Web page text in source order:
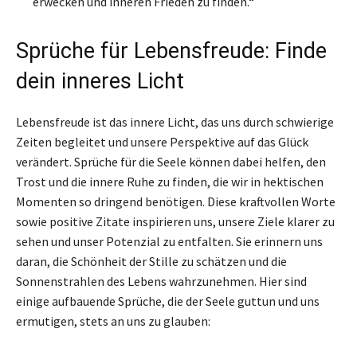
Sprüche für Lebensfreude: Finde
dein inneres Licht
Lebensfreude ist das innere Licht, das uns durch schwierige
Zeiten begleitet und unsere Perspektive auf das Glück
verändert. Sprüche für die Seele können dabei helfen, den
Trost und die innere Ruhe zu finden, die wir in hektischen
Momenten so dringend benötigen. Diese kraftvollen Worte
sowie positive Zitate inspirieren uns, unsere Ziele klarer zu
sehen und unser Potenzial zu entfalten. Sie erinnern uns
daran, die Schönheit der Stille zu schätzen und die
Sonnenstrahlen des Lebens wahrzunehmen. Hier sind
einige aufbauende Sprüche, die der Seele guttun und uns
ermutigen, stets an uns zu glauben: